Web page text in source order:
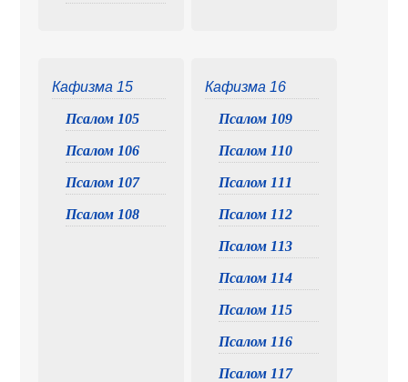
Кафизма 15
Псалом 105
Псалом 106
Псалом 107
Псалом 108
Кафизма 16
Псалом 109
Псалом 110
Псалом 111
Псалом 112
Псалом 113
Псалом 114
Псалом 115
Псалом 116
Псалом 117